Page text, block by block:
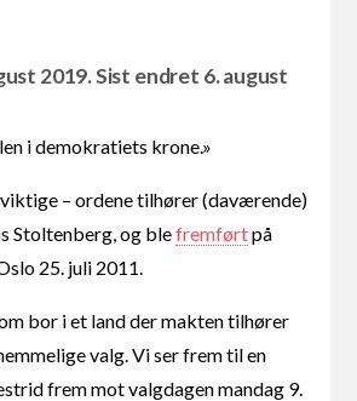
2019. Sist endret 6. august
i demokratiets krone.»
– ordene tilhører (daværende)
Stoltenberg, og blefremførtpå
25. juli 2011.
bor i et land der makten tilhører
valg. Vi ser frem til en
frem mot valgdagen mandag 9.